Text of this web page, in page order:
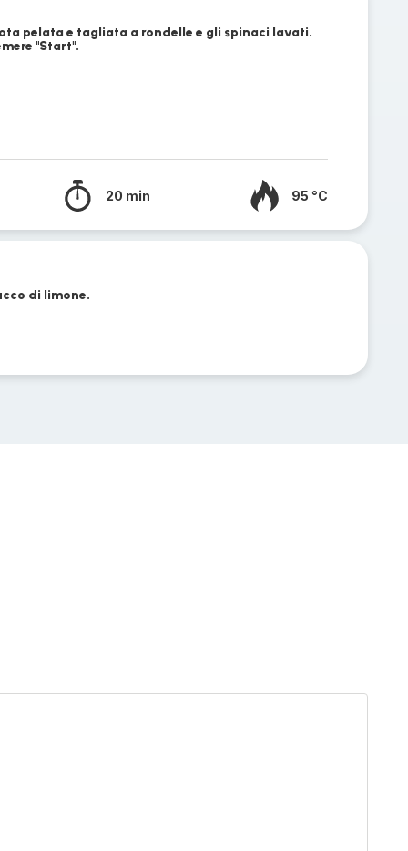
pelata e tagliata a rondelle e gli spinaci lavati.
"Start".
20 min 95 °C
di limone.